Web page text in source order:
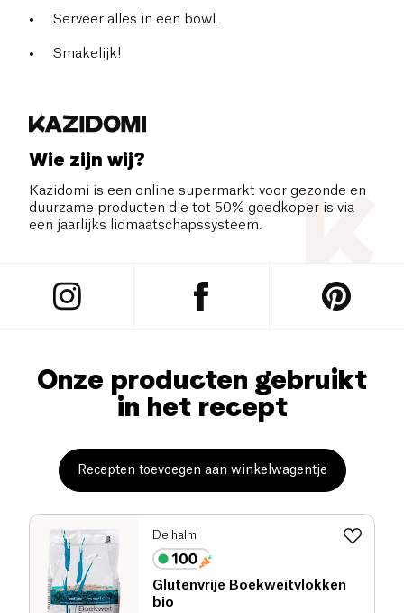
Serveer alles in een bowl.
Smakelijk!
Wie zijn wij?
Kazidomi is een online supermarkt voor gezonde en
duurzame producten die tot 50% goedkoper is via
een jaarlijks lidmaatschapssysteem.
Onze producten gebruikt
in het recept
Recepten toevoegen aan winkelwagentje
De halm
Glutenvrije Boekweitvlokken
bio